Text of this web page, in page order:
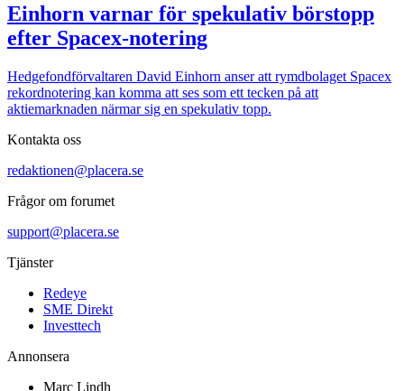
Einhorn varnar för spekulativ börstopp
efter Spacex-notering
Hedgefondförvaltaren David Einhorn anser att rymdbolaget Spacex
rekordnotering kan komma att ses som ett tecken på att
aktiemarknaden närmar sig en spekulativ topp.
Kontakta oss
redaktionen@placera.se
Frågor om forumet
support@placera.se
Tjänster
Redeye
SME Direkt
Investtech
Annonsera
Marc Lindh